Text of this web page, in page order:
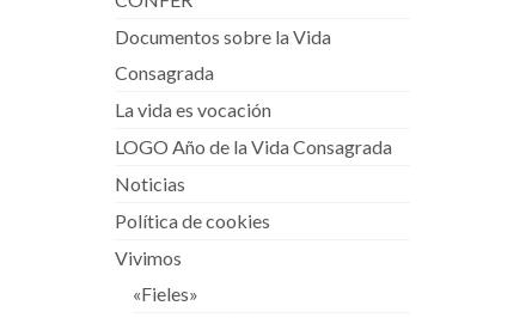
Documentos sobre la Vida
Consagrada
La vida es vocación
LOGO Año de la Vida Consagrada
Noticias
Política de cookies
Vivimos
«Fieles»